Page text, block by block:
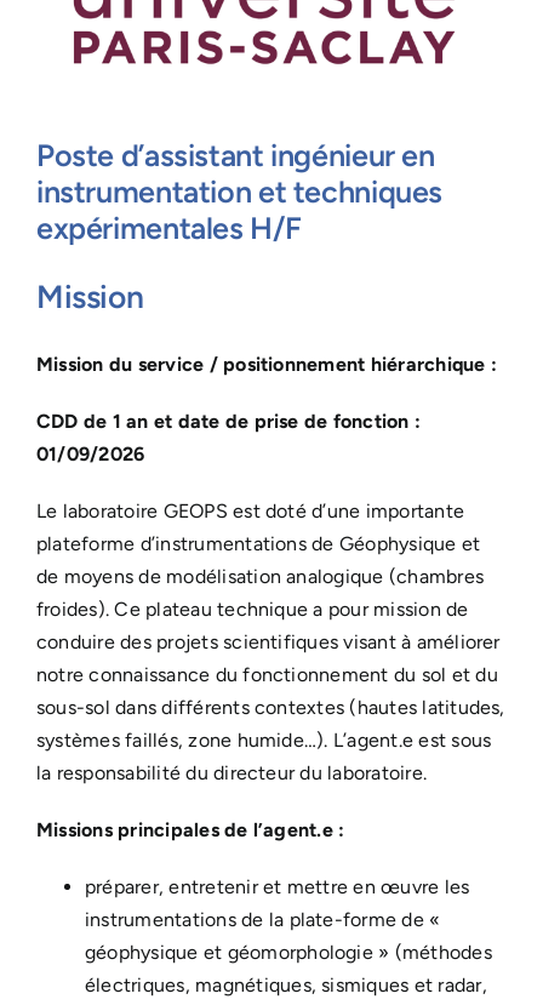
Poste d’assistant ingénieur en
instrumentation et techniques
expérimentales H/F
Mission
Mission du service / positionnement hiérarchique :
CDD de 1 an et date de prise de fonction :
01/09/2026
Le laboratoire GEOPS est doté d’une importante
plateforme d’instrumentations de Géophysique et
de moyens de modélisation analogique (chambres
froides). Ce plateau technique a pour mission de
conduire des projets scientifiques visant à améliorer
notre connaissance du fonctionnement du sol et du
sous-sol dans différents contextes (hautes latitudes,
systèmes faillés, zone humide…). L’agent.e est sous
la responsabilité du directeur du laboratoire.
Missions principales de l’agent.e :
préparer, entretenir et mettre en œuvre les
instrumentations de la plate-forme de «
géophysique et géomorphologie » (méthodes
électriques, magnétiques, sismiques et radar,